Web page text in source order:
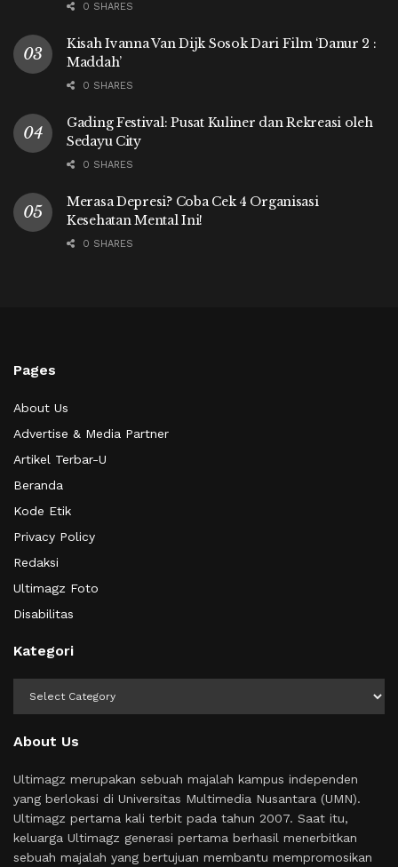
0 SHARES
Kisah Ivanna Van Dijk Sosok Dari Film ‘Danur 2 :
Maddah’
0 SHARES
Gading Festival: Pusat Kuliner dan Rekreasi oleh
Sedayu City
0 SHARES
Merasa Depresi? Coba Cek 4 Organisasi
Kesehatan Mental Ini!
0 SHARES
Pages
About Us
Advertise & Media Partner
Artikel Terbar-U
Beranda
Kode Etik
Privacy Policy
Redaksi
Ultimagz Foto
Disabilitas
Kategori
About Us
Ultimagz merupakan sebuah majalah kampus independen
yang berlokasi di Universitas Multimedia Nusantara (UMN).
Ultimagz pertama kali terbit pada tahun 2007. Saat itu,
keluarga Ultimagz generasi pertama berhasil menerbitkan
sebuah majalah yang bertujuan membantu mempromosikan